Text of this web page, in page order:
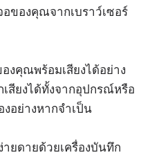
ของคุณจากเบราว์เซอร์
งคุณพร้อมเสียงได้อย่าง
ยงได้ทั้งจากอุปกรณ์หรือ
อย่างหากจำเป็น
ยดายด้วยเครื่องบันทึก